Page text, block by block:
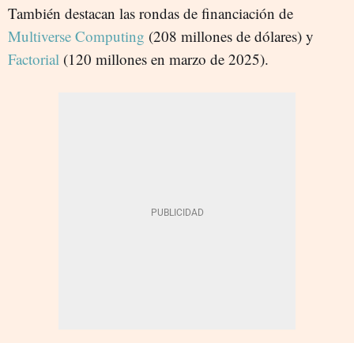
También destacan las rondas de financiación de
Multiverse Computing (208 millones de dólares) y
Factorial (120 millones en marzo de 2025).